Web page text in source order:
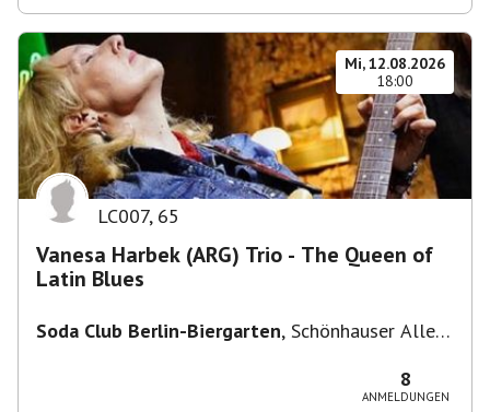
Mi, 12.08.2026
18:00
LC007, 65
Vanesa Harbek (ARG) Trio - The Queen of
Latin Blues
Soda Club Berlin-Biergarten, Schönhauser Allee
8
ANMELDUNGEN